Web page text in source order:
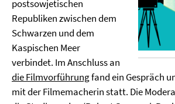
postsowjetischen
Republiken zwischen dem
Schwarzen und dem
Kaspischen Meer
verbindet. Im Anschluss an
die Filmvorführungfand ein Gespräch
mit der Filmemacherin statt. Die